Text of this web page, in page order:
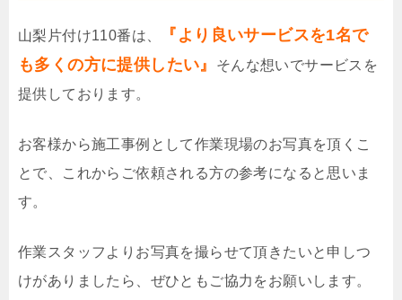
山梨片付け110番は、
『より良いサービスを1名で
も多くの方に提供したい』
そんな想いでサービスを
提供しております。
お客様から施工事例として作業現場のお写真を頂くこ
とで、これからご依頼される方の参考になると思いま
す。
作業スタッフよりお写真を撮らせて頂きたいと申しつ
けがありましたら、ぜひともご協力をお願いします。